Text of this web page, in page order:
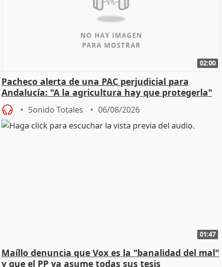
02:00
Pacheco alerta de una PAC perjudicial para
Andalucía: "A la agricultura hay que protegerla"
Sonido Totales 06/08/2026
01:47
Maíllo denuncia que Vox es la "banalidad del mal"
y que el PP ya asume todas sus tesis